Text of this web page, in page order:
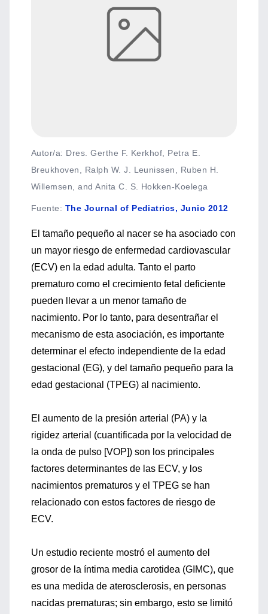
Autor/a: Dres. Gerthe F. Kerkhof, Petra E.
Breukhoven, Ralph W. J. Leunissen, Ruben H.
Willemsen, and Anita C. S. Hokken-Koelega
Fuente: The Journal of Pediatrics, Junio 2012
El tamaño pequeño al nacer se ha asociado con
un mayor riesgo de enfermedad cardiovascular
(ECV) en la edad adulta. Tanto el parto
prematuro como el crecimiento fetal deficiente
pueden llevar a un menor tamaño de
nacimiento. Por lo tanto, para desentrañar el
mecanismo de esta asociación, es importante
determinar el efecto independiente de la edad
gestacional (EG), y del tamaño pequeño para la
edad gestacional (TPEG) al nacimiento.
El aumento de la presión arterial (PA) y la
rigidez arterial (cuantificada por la velocidad de
la onda de pulso [VOP]) son los principales
factores determinantes de las ECV, y los
nacimientos prematuros y el TPEG se han
relacionado con estos factores de riesgo de
ECV.
Un estudio reciente mostró el aumento del
grosor de la íntima media carotidea (GIMC), que
es una medida de aterosclerosis, en personas
nacidas prematuras; sin embargo, esto se limitó